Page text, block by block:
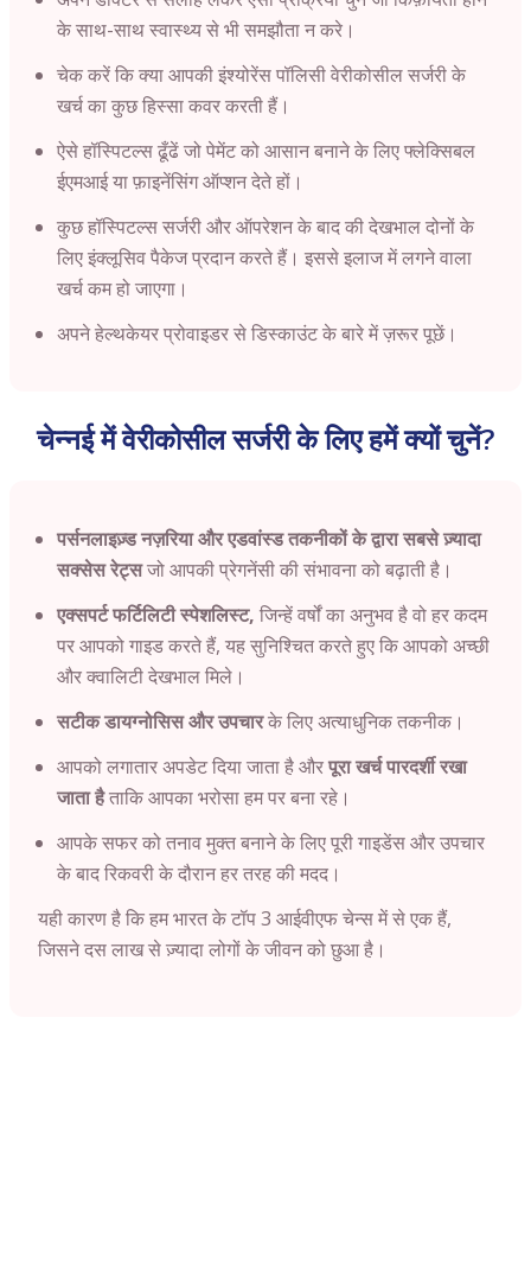
के साथ-साथ स्वास्थ्य से भी समझौता न करे।
चेक करें कि क्या आपकी इंश्योरेंस पॉलिसी वेरीकोसील सर्जरी के
खर्च का कुछ हिस्सा कवर करती हैं।
ऐसे हॉस्पिटल्स ढूँढें जो पेमेंट को आसान बनाने के लिए फ्लेक्सिबल
ईएमआई या फ़ाइनेंसिंग ऑप्शन देते हों।
कुछ हॉस्पिटल्स सर्जरी और ऑपरेशन के बाद की देखभाल दोनों के
लिए इंक्लूसिव पैकेज प्रदान करते हैं। इससे इलाज में लगने वाला
खर्च कम हो जाएगा।
अपने हेल्थकेयर प्रोवाइडर से डिस्काउंट के बारे में ज़रूर पूछें।
चेन्नई में वेरीकोसील सर्जरी के लिए हमें क्यों चुनें?
पर्सनलाइज़्ड नज़रिया और एडवांस्ड तकनीकों के द्वारा सबसे ज़्यादा
सक्सेस रेट्सजो आपकी प्रेगनेंसी की संभावना को बढ़ाती है।
एक्सपर्ट फर्टिलिटी स्पेशलिस्ट, जिन्हें वर्षों का अनुभव है वो हर कदम
पर आपको गाइड करते हैं, यह सुनिश्चित करते हुए कि आपको अच्छी
और क्वालिटी देखभाल मिले।
सटीक डायग्नोसिस और उपचारके लिए अत्याधुनिक तकनीक।
आपको लगातार अपडेट दिया जाता है औरपूरा खर्च पारदर्शी रखा
जाता हैताकि आपका भरोसा हम पर बना रहे।
आपके सफर को तनाव मुक्त बनाने के लिए पूरी गाइडेंस और उपचार
के बाद रिकवरी के दौरान हर तरह की मदद।
यही कारण है कि हम भारत के टॉप 3 आईवीएफ चेन्स में से एक हैं,
जिसने दस लाख से ज़्यादा लोगों के जीवन को छुआ है।